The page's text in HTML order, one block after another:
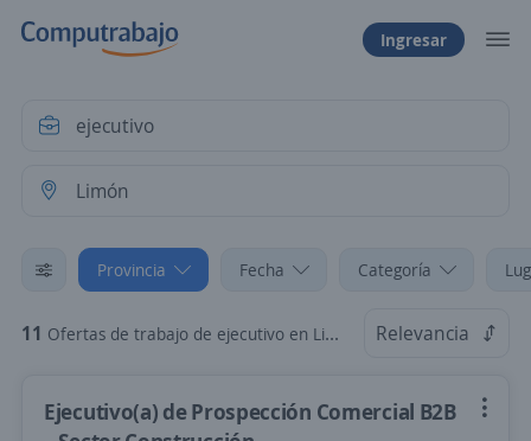
Ingresar
Provincia Fecha Categoría
11 Ofertas de trabajo de ejecutivo en Limón Relevancia
Ejecutivo(a) de Prospección Comercial B2B